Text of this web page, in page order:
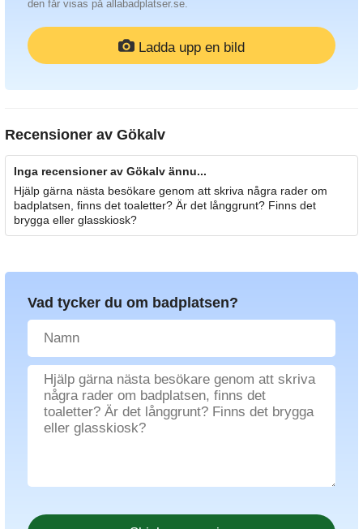
den får visas på allabadplatser.se.
Ladda upp en bild
Recensioner av Gökalv
Inga recensioner av Gökalv ännu...
Hjälp gärna nästa besökare genom att skriva några rader om
badplatsen, finns det toaletter? Är det långgrunt? Finns det
brygga eller glasskiosk?
Vad tycker du om badplatsen?